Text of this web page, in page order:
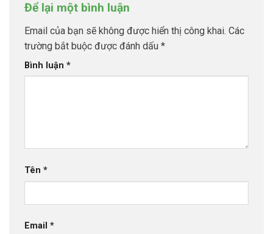
Để lại một bình luận
Email của bạn sẽ không được hiển thị công khai. Các
trường bắt buộc được đánh dấu *
Bình luận *
Tên *
Email *